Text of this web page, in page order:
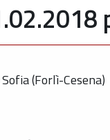
(Forlì-Cesena)